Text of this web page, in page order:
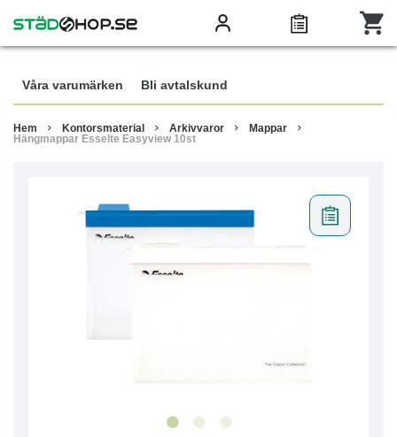
Våra varumärken Bli avtalskund
Hem Kontorsmaterial Arkivvaror
Mappar
Hängmappar Esselte Easyview 10st